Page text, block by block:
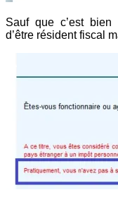
Sauf que c’est
d’être résident fiscal